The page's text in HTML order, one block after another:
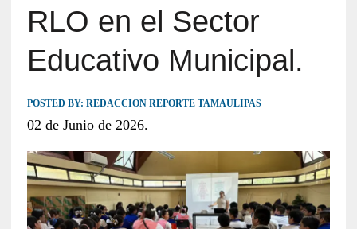
RLO en el Sector
Educativo Municipal.
POSTED BY: REDACCION REPORTE TAMAULIPAS
02 de Junio de 2026.